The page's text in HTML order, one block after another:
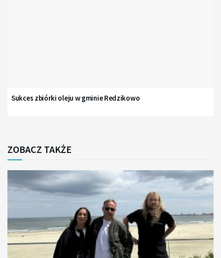
Sukces zbiórki oleju w gminie Redzikowo
ZOBACZ TAKŻE